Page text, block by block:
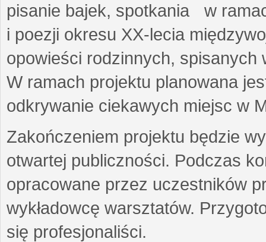
pisanie bajek, spotkania w
i poezji okresu XX-lecia
opowieści rodzinnych,
W ramach projektu planowana
odkrywanie ciekawych miejsc w
Zakończeniem projektu będzie
otwartej publiczności. Podczas
opracowane przez uczestników
wykładowcę warsztatów.
się profesjonaliści.